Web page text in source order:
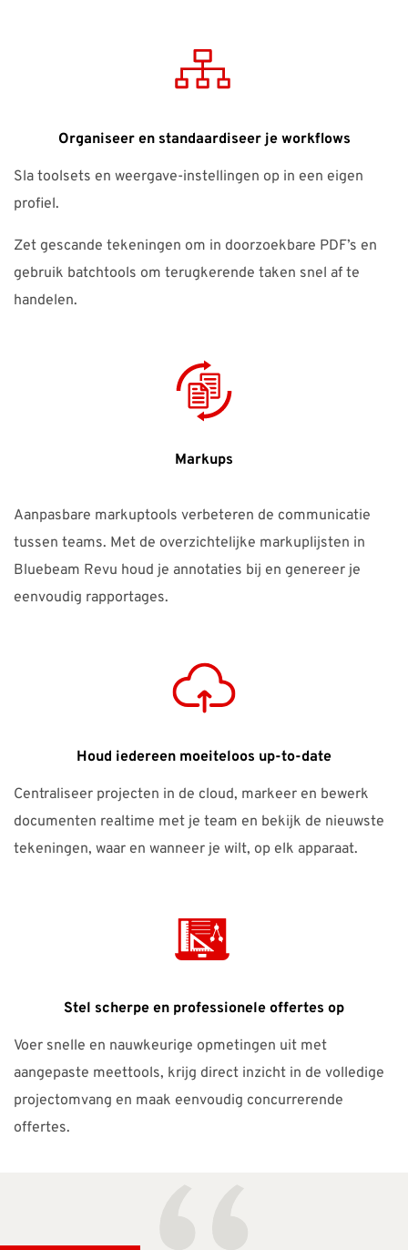
Organiseer en standaardiseer je workflows
Sla toolsets en weergave-instellingen op in een eigen
profiel.
Zet gescande tekeningen om in doorzoekbare PDF’s en
gebruik batchtools om terugkerende taken snel af te
handelen.
Markups
Aanpasbare markuptools verbeteren de communicatie
tussen teams. Met de overzichtelijke markuplijsten in
Bluebeam Revu houd je annotaties bij en genereer je
eenvoudig rapportages.
Houd iedereen moeiteloos up-to-date
Centraliseer projecten in de cloud, markeer en bewerk
documenten realtime met je team en bekijk de nieuwste
tekeningen, waar en wanneer je wilt, op elk apparaat.
Stel scherpe en professionele offertes op
Voer snelle en nauwkeurige opmetingen uit met
aangepaste meettools, krijg direct inzicht in de volledige
projectomvang en maak eenvoudig concurrerende
offertes.